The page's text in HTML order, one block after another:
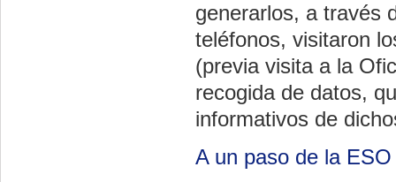
generarlos, a través
teléfonos, visitaron
(previa visita a la
recogida de datos,
informativos de
A un paso de la